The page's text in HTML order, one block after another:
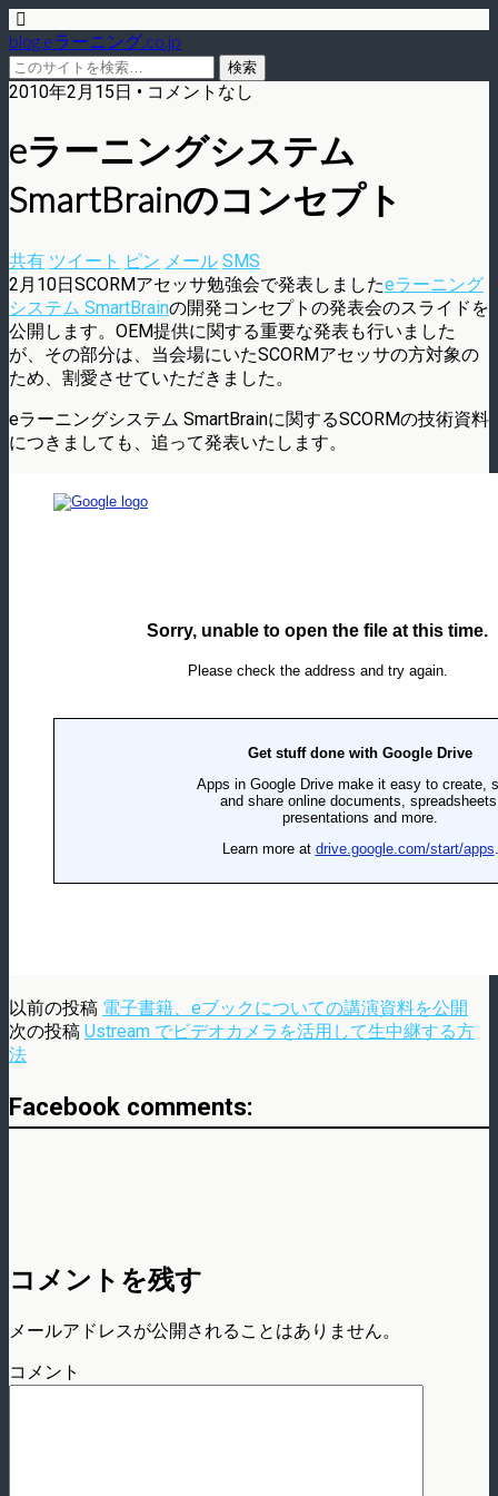
blog.eラーニング.co.jp
2010年2月15日 • コメントなし
eラーニングシステム
SmartBrainのコンセプト
共有 ツイート ピン メール SMS
2月10日SCORMアセッサ勉強会で発表しましたeラーニング
システム SmartBrainの開発コンセプトの発表会のスライドを
公開します。OEM提供に関する重要な発表も行いました
が、その部分は、当会場にいたSCORMアセッサの方対象の
ため、割愛させていただきました。
eラーニングシステム SmartBrainに関するSCORMの技術資料
につきましても、追って発表いたします。
以前の投稿 電子書籍、eブックについての講演資料を公開
次の投稿 Ustream でビデオカメラを活用して生中継する方
法
Facebook comments:
コメントを残す
メールアドレスが公開されることはありません。
コメント